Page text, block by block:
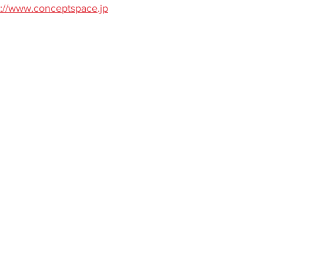
www.conceptspace.jp